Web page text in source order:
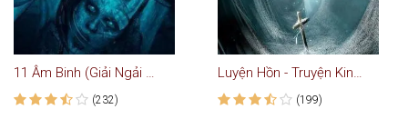
11 Âm Binh (Giải Ngải Ký 2)
(232)
Luyện Hồn - Truyện Kinh Dị
(199)